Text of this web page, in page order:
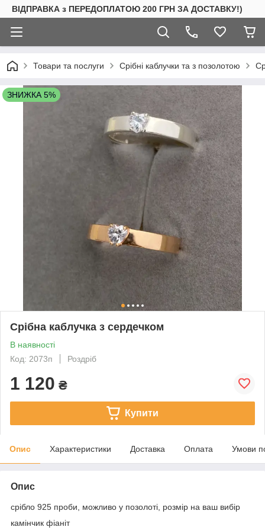
ВІДПРАВКА з ПЕРЕДОПЛАТОЮ 200 ГРН ЗА ДОСТАВКУ!)
Товари та послуги Срібні каблучки та з позолотою
ЗНИЖКА 5%
Срібна каблучка з сердечком
В наявності
Код: 2073п
Роздріб
1 120 ₴
Купити
Опис Характеристики Доставка Оплата Умови
Опис
срібло 925 проби, можливо у позолоті, розмір на ваш вибір
камінчик фіаніт